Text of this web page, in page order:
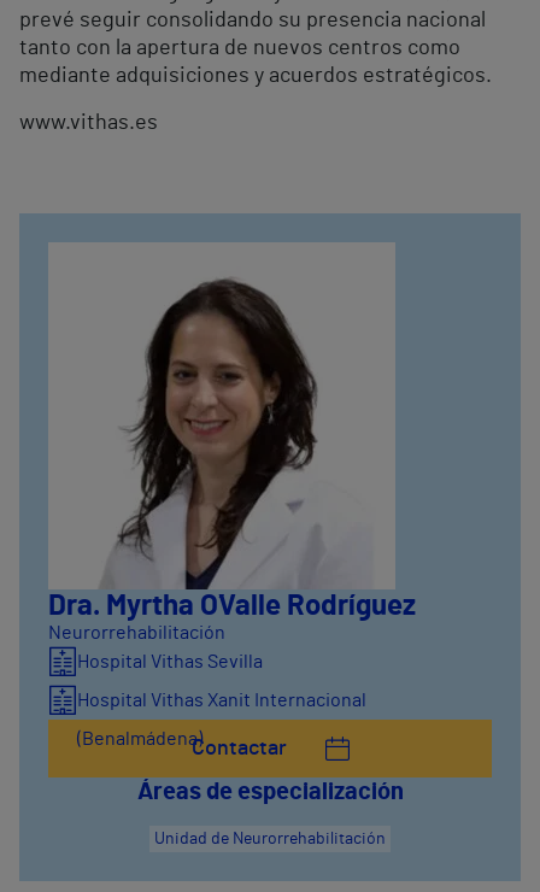
prevé seguir consolidando su presencia nacional
tanto con la apertura de nuevos centros como
mediante adquisiciones y acuerdos estratégicos.
www.vithas.es
Dra. Myrtha O´Valle Rodríguez
Neurorrehabilitación
Hospital Vithas Sevilla
Hospital Vithas Xanit Internacional
(Benalmádena)Contactar
Áreas de especialización
Unidad de Neurorrehabilitación